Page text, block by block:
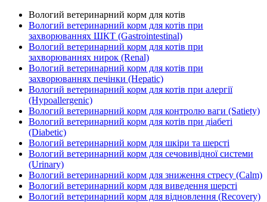
Вологий ветеринарний корм для котів
Вологий ветеринарний корм для котів при
захворюваннях ШКТ (Gastrointestinal)
Вологий ветеринарний корм для котів при
захворюваннях нирок (Renal)
Вологий ветеринарний корм для котів при
захворюваннях печінки (Hepatic)
Вологий ветеринарний корм для котів при алергії
(Hypoallergenic)
Вологий ветеринарний корм для контролю ваги (Satiety)
Вологий ветеринарний корм для котів при діабеті
(Diabetic)
Вологий ветеринарний корм для шкіри та шерсті
Вологий ветеринарний корм для сечовивідної системи
(Urinary)
Вологий ветеринарний корм для зниження стресу (Calm)
Вологий ветеринарний корм для виведення шерсті
Вологий ветеринарний корм для відновлення (Recovery)